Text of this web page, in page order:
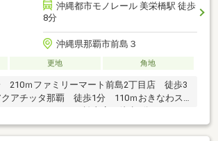
沖縄都市モノレール 美栄橋駅 徒歩
8分
沖縄県那覇市前島３
更地 角地
ｍファミリーマート前島2丁目店 徒歩3
アチッタ那覇 徒歩1分 110ｍおきなわス
500ｍめぐみクリニック 徒歩5分 350ｍ
ク 徒歩7分 450ｍ国際通り商店街 徒歩15